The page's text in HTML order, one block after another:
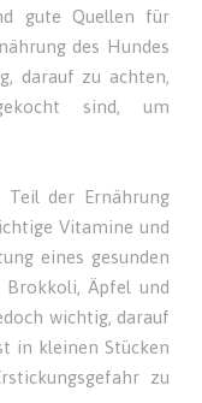
gute Quellen für
des Hundes
darauf zu achten,
sind, um
der Ernährung
Vitamine und
eines gesunden
Brokkoli, Äpfel und
wichtig, darauf
in kleinen Stücken
zu